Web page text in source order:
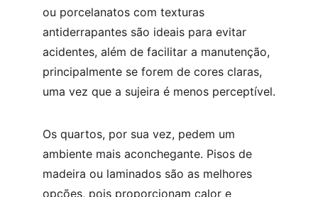
ou porcelanatos com texturas
antiderrapantes são ideais para evitar
acidentes, além de facilitar a manutenção,
principalmente se forem de cores claras,
uma vez que a sujeira é menos perceptível.
Os quartos, por sua vez, pedem um
ambiente mais aconchegante. Pisos de
madeira ou laminados são as melhores
opções, pois proporcionam calor e